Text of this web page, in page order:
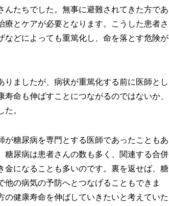
んたちでした。無事に避難されてきた方であ
とケアが必要となります。こうした患者さ
などによっても重篤化し、命を落とす危険が
ましたが、病状が重篤化する前に医師とし
命も伸ばすことにつながるのではないか、
。
糖尿病を専門とする医師であったこともあ
糖尿病は患者さんの数も多く、関連する合併
になることも多いのです。裏を返せば、糖
の病気の予防へとつなげることもできま
健康寿命を伸ばしていきたいと考えていた